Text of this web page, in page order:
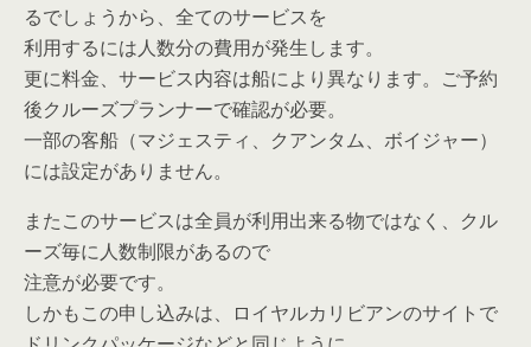
るでしょうから、全てのサービスを
利用するには人数分の費用が発生します。
更に料金、サービス内容は船により異なります。ご予約
後クルーズプランナーで確認が必要。
一部の客船（マジェスティ、クアンタム、ボイジャー）
には設定がありません。
またこのサービスは全員が利用出来る物ではなく、クル
ーズ毎に人数制限があるので
注意が必要です。
しかもこの申し込みは、ロイヤルカリビアンのサイトで